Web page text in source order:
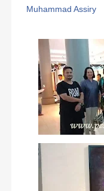
Muhammad Assiry